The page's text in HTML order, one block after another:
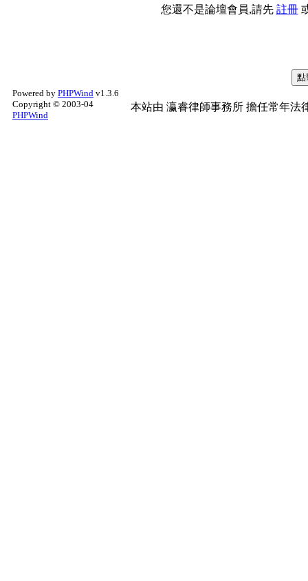
您還不是論壇會員,請先 註冊
Powered by PHPWind v1.3.6
Copyright © 2003-04
PHPWind
本站由 瀛睿律師事務所 擔任常年法